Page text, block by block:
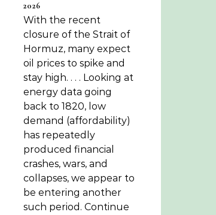
2026
With the recent
closure of the Strait of
Hormuz, many expect
oil prices to spike and
stay high. . . . Looking at
energy data going
back to 1820, low
demand (affordability)
has repeatedly
produced financial
crashes, wars, and
collapses, we appear to
be entering another
such period. Continue